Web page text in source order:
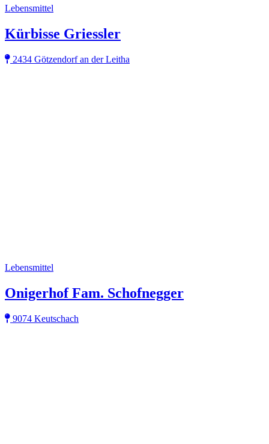
Lebensmittel
Kürbisse Griessler
2434 Götzendorf an der Leitha
Lebensmittel
Onigerhof Fam. Schofnegger
9074 Keutschach